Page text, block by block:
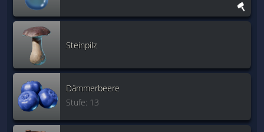
Steinpilz
Dämmerbeere
Stufe: 13